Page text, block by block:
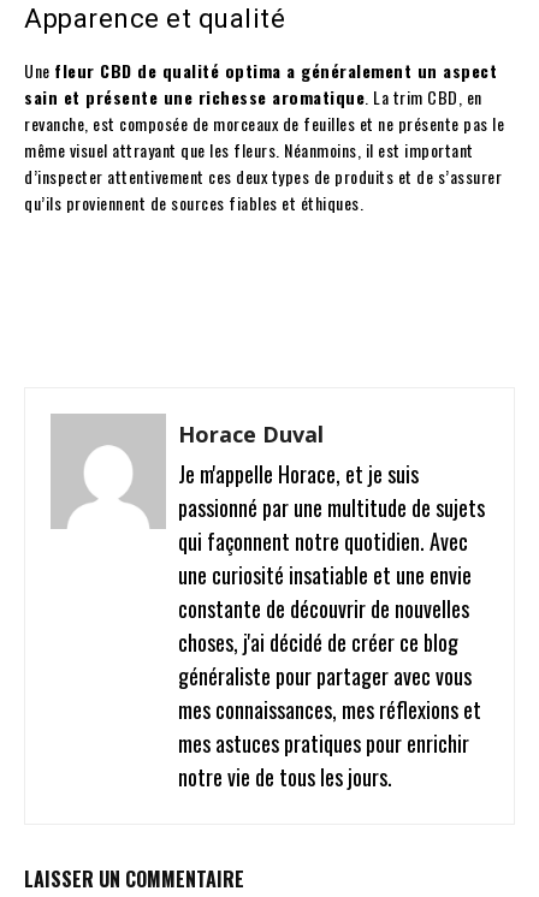
Apparence et qualité
Une fleur CBD de qualité optima a généralement un aspect
sain et présente une richesse aromatique . La trim CBD, en
revanche, est composée de morceaux de feuilles et ne présente pas le
même visuel attrayant que les fleurs. Néanmoins, il est important
d’inspecter attentivement ces deux types de produits et de s’assurer
qu’ils proviennent de sources fiables et éthiques.
Horace Duval
Je m'appelle Horace, et je suis
passionné par une multitude de sujets
qui façonnent notre quotidien. Avec
une curiosité insatiable et une envie
constante de découvrir de nouvelles
choses, j'ai décidé de créer ce blog
généraliste pour partager avec vous
mes connaissances, mes réflexions et
mes astuces pratiques pour enrichir
notre vie de tous les jours.
LAISSER UN COMMENTAIRE